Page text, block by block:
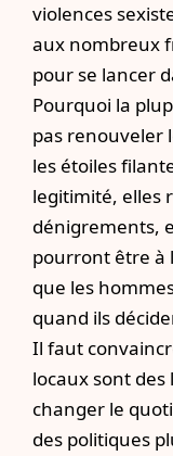
violences
aux nombreux
pour se lancer
Pourquoi la
pas renouveler
les étoiles
legitimité, elles
dénigrements,
pourront être à
que les
quand ils
Il faut
locaux sont
changer le
des politiques